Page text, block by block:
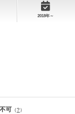
2018年～
可 （?）